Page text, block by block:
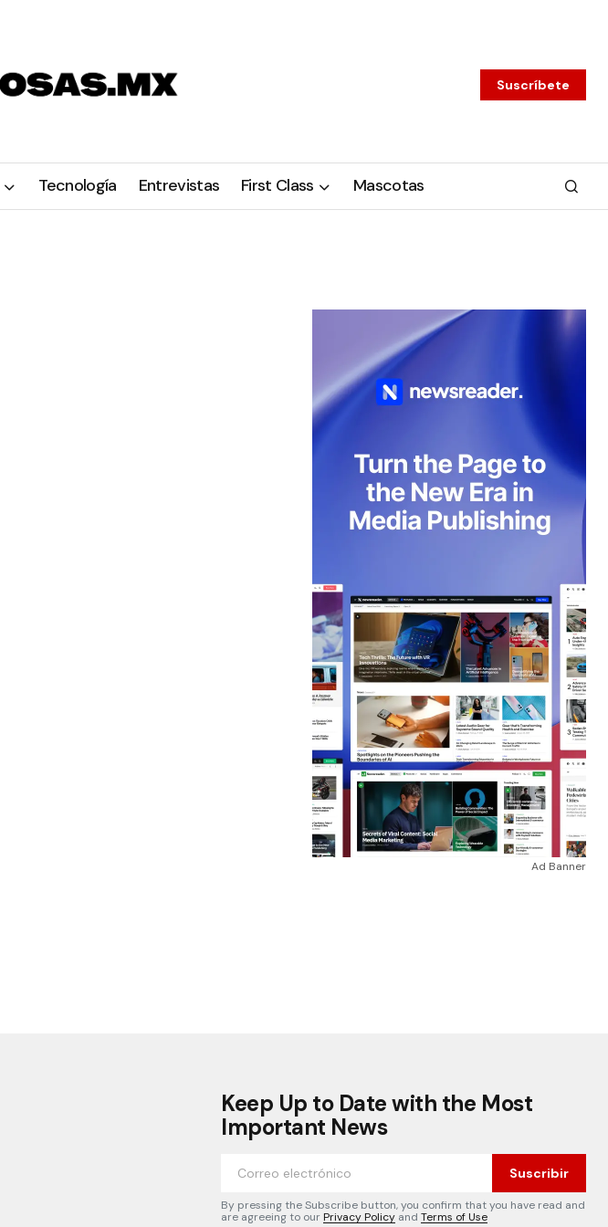
Suscríbete
Tecnología Entrevistas First Class Mascotas
Ad Banner
Keep Up to Date with the Most
Important News
Suscribir
By pressing the Subscribe button, you confirm that you have read and
are agreeing to ourPrivacy Policy and Terms of Use